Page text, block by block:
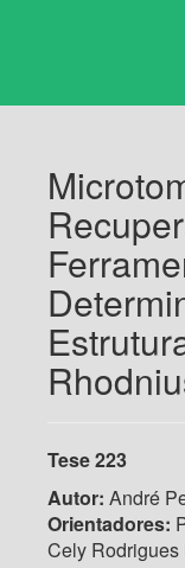
Tese 223
Autor: André
Orientadores:
Cely Rodrigues